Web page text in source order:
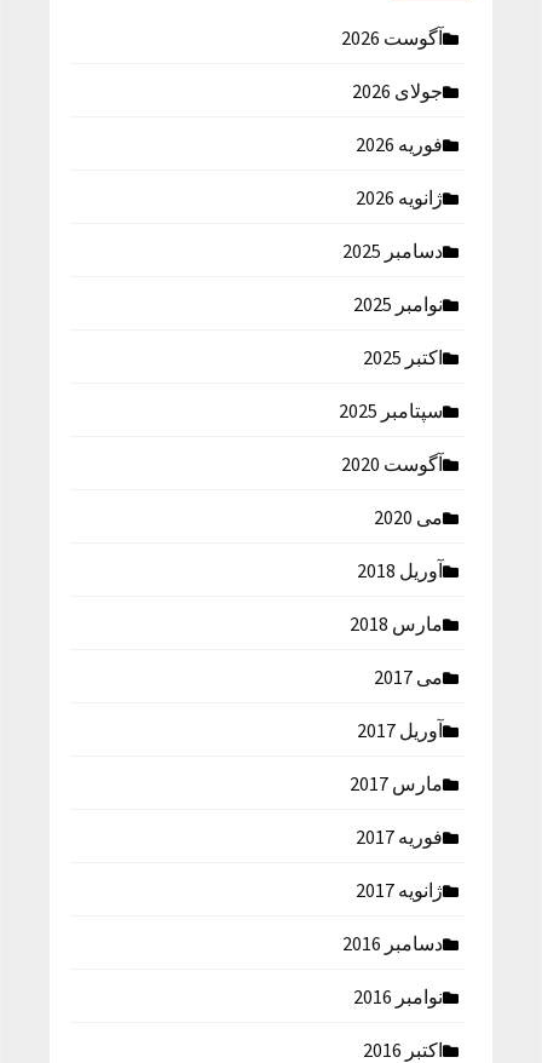
آگوست 2026
جولای 2026
فوریه 2026
ژانویه 2026
دسامبر 2025
نوامبر 2025
اکتبر 2025
سپتامبر 2025
آگوست 2020
می 2020
آوریل 2018
مارس 2018
می 2017
آوریل 2017
مارس 2017
فوریه 2017
ژانویه 2017
دسامبر 2016
نوامبر 2016
اکتبر 2016